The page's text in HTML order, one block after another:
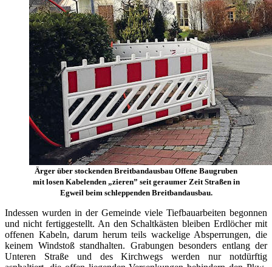
Ärger über stockenden Breitbandausbau Offene Baugruben
mit losen Kabelenden „zieren” seit geraumer Zeit Straßen in
Egweil beim schleppenden Breitbandausbau.
Indessen wurden in der Gemeinde viele Tiefbauarbeiten begonnen
und nicht fertiggestellt. An den Schaltkästen bleiben Erdlöcher mit
offenen Kabeln, darum herum teils wackelige Absperrungen, die
keinem Windstoß standhalten. Grabungen besonders entlang der
Unteren Straße und des Kirchwegs werden nur notdürftig